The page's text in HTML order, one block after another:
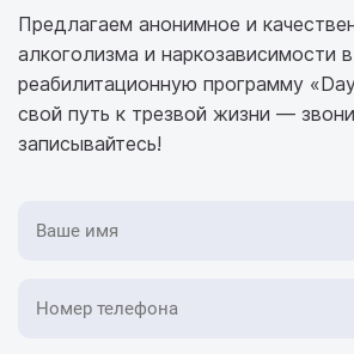
Предлагаем анонимное и
алкоголизма и наркозависимости
реабилитационную программу
свой путь к трезвой жизни —
записывайтесь!